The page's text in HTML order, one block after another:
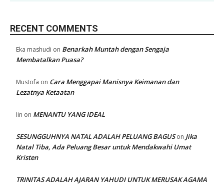
RECENT COMMENTS
Eka mashudi on Benarkah Muntah dengan Sengaja
Membatalkan Puasa?
Mustofa on Cara Menggapai Manisnya Keimanan dan
Lezatnya Ketaatan
Iin on MENANTU YANG IDEAL
SESUNGGUHNYA NATAL ADALAH PELUANG BAGUSon Jika
Natal Tiba, Ada Peluang Besar untuk Mendakwahi Umat
Kristen
TRINITAS ADALAH AJARAN YAHUDI UNTUK MERUSAK AGAMA